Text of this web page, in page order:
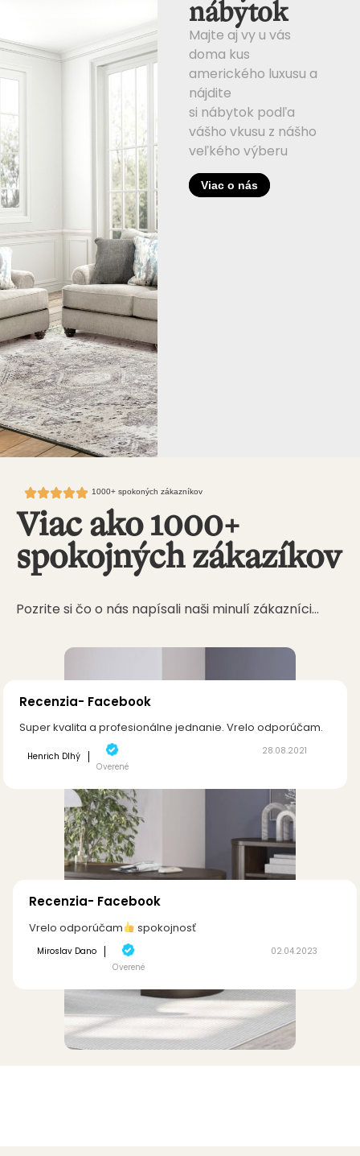
nábytok
Majte aj vy u vás
doma kus
amerického luxusu a
nájdite
si nábytok podľa
vášho vkusu z nášho
veľkého výberu
Viac o nás
1000+ spokoných zákazníkov
Viac ako 1000+
spokojných zákazíkov
Pozrite si čo o nás napísali naši minulí zákazníci…
Recenzia- Facebook
Super kvalita a profesionálne jednanie. Vrelo odporúčam.
Henrich Dlhý
Overené
28.08.2021
Recenzia- Facebook
Vrelo odporúčam spokojnosť
Miroslav Dano
Overené
02.04.2023